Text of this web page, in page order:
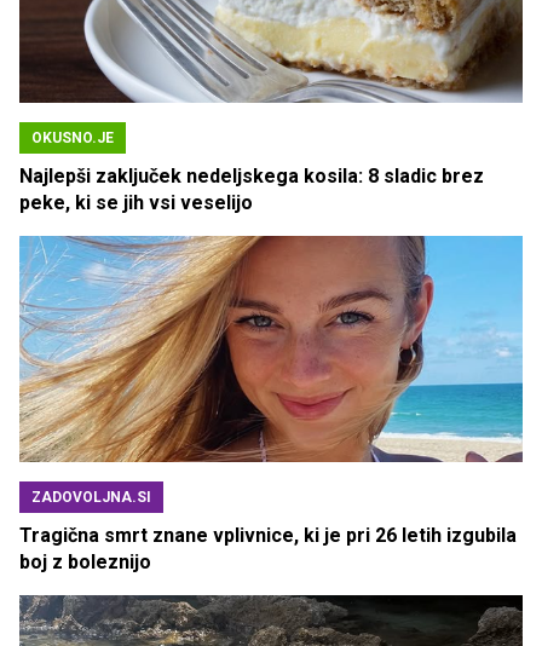
OKUSNO.JE
Najlepši zaključek nedeljskega kosila: 8 sladic brez
peke, ki se jih vsi veselijo
ZADOVOLJNA.SI
Tragična smrt znane vplivnice, ki je pri 26 letih izgubila
boj z boleznijo